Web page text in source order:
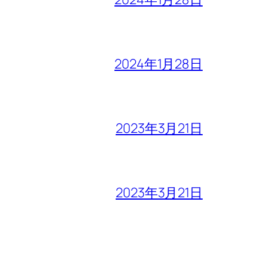
2024年1月28日
2023年3月21日
2023年3月21日